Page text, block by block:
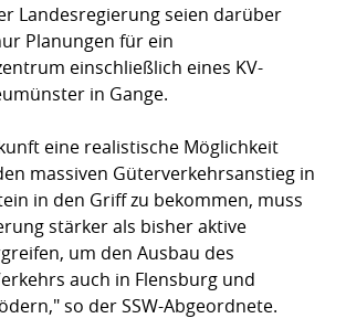
Landesregierung seien darüber
Planungen für ein
einschließlich eines KV-
in Gange.
eine realistische Möglichkeit
massiven Güterverkehrsanstieg in
in den Griff zu bekommen, muss
stärker als bisher aktive
um den Ausbau des
auch in Flensburg und
so der SSW-Abgeordnete.